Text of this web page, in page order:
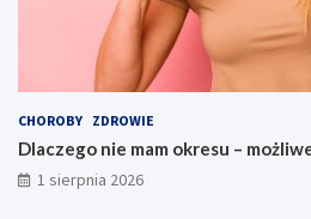
CHOROBY ZDROWIE
Dlaczego nie mam okresu –
1 sierpnia 2026